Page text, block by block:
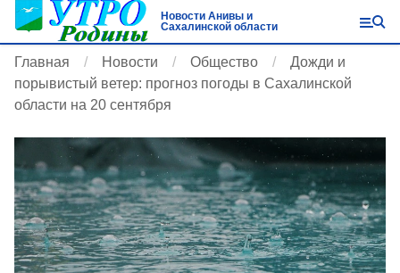
Новости Анивы и
Сахалинской области
Главная Новости Общество
Дожди и
порывистый ветер: прогноз погоды в Сахалинской
области на 20 сентября